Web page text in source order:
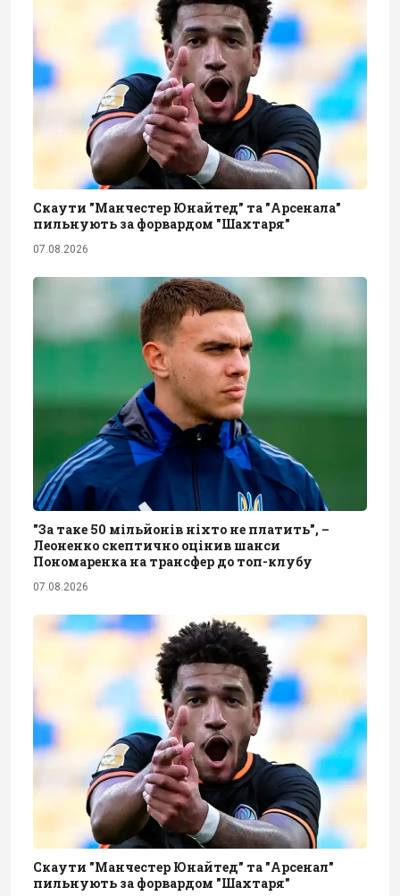
Скаути "Манчестер Юнайтед" та "Арсенала"
пильнують за форвардом "Шахтаря"
07.08.2026
"За таке 50 мільйонів ніхто не платить", –
Леоненко скептично оцінив шанси
Пономаренка на трансфер до топ-клубу
07.08.2026
Скаути "Манчестер Юнайтед" та "Арсенал"
пильнують за форвардом "Шахтаря"